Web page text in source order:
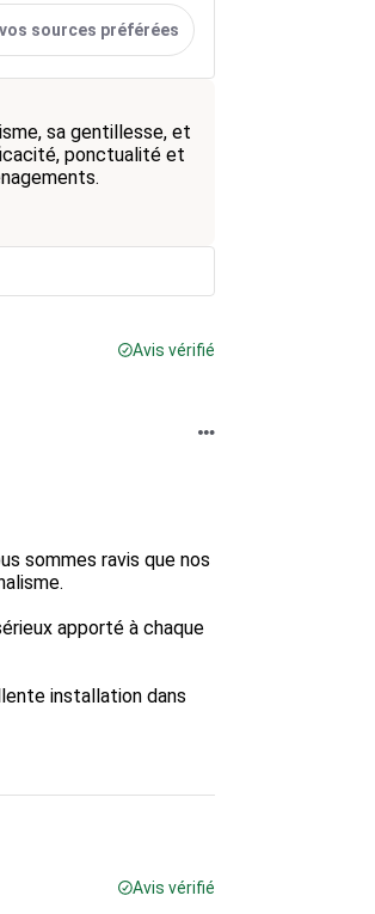
sources préférées
sa gentillesse, et
ponctualité et
Avis vérifié
sommes ravis que nos
apporté à chaque
installation dans
Avis vérifié